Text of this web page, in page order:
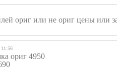
ориг или не ориг цены или
11:56
ориг 4950